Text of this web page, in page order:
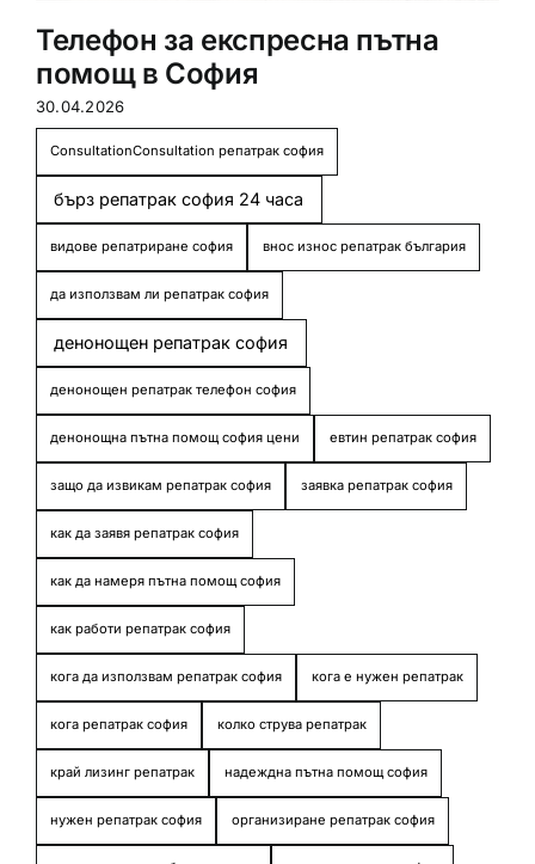
Телефон за експресна пътна
помощ в София
30.04.2026
ConsultationConsultation репатрак софия
бърз репатрак софия 24 часа
видове репатриране софия внос износ репатрак българия
да използвам ли репатрак софия
денонощен репатрак софия
денонощен репатрак телефон софия
денонощна пътна помощ софия цени евтин репатрак софия
защо да извикам репатрак софия заявка репатрак софия
как да заявя репатрак софия
как да намеря пътна помощ софия
как работи репатрак софия
кога да използвам репатрак софия кога е нужен репатрак
кога репатрак софия колко струва репатрак
край лизинг репатрак надеждна пътна помощ софия
нужен репатрак софия организиране репатрак софия